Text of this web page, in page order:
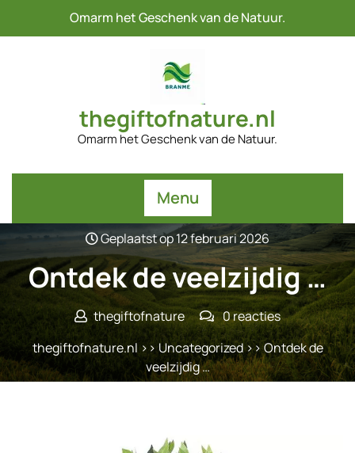
Omarm het Geschenk van de Natuur.
thegiftofnature.nl
Omarm het Geschenk van de Natuur.
Menu
Geplaatst op 12 februari 2026
Ontdek de veelzijdig …
thegiftofnature
0 reacties
thegiftofnature.nl>> Uncategorized>> Ontdek de
veelzijdig …